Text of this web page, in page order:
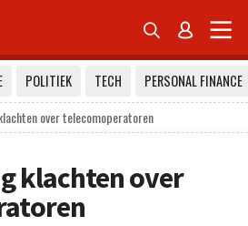
 
POLITIEK TECH
PERSONAL FINANCE
over telecomoperatoren
klachten over